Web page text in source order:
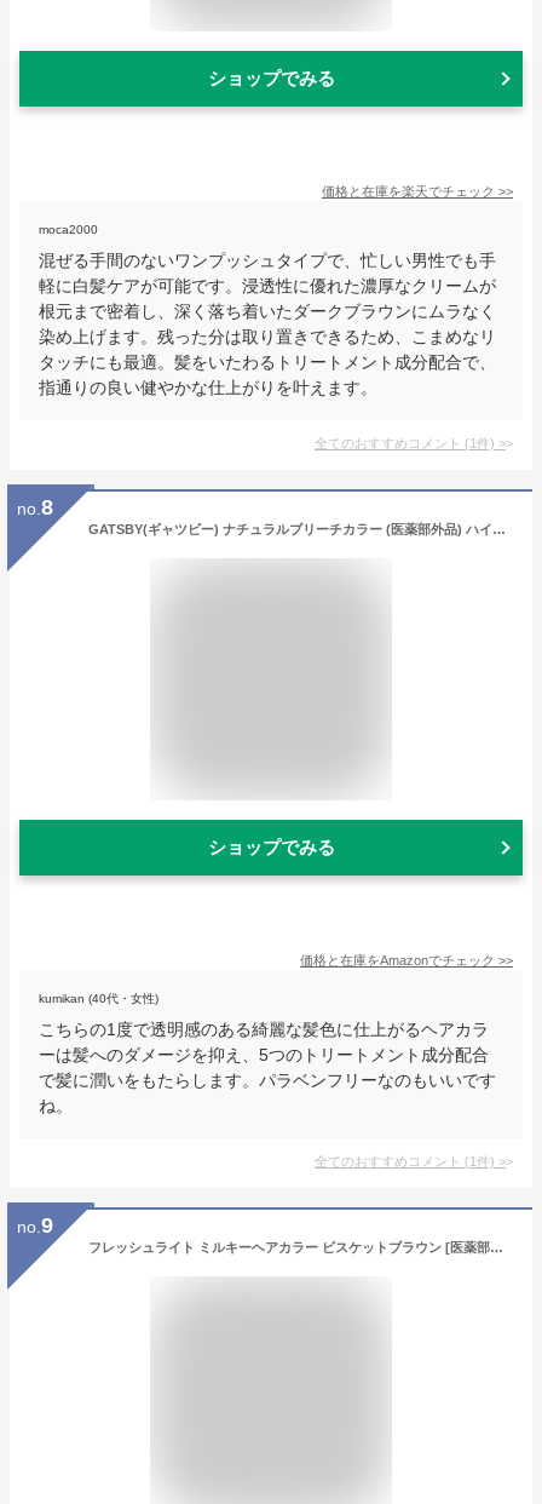
ショップでみる
価格と在庫を楽天でチェック >>
moca2000
混ぜる手間のないワンプッシュタイプで、忙しい男性でも手
軽に白髪ケアが可能です。浸透性に優れた濃厚なクリームが
根元まで密着し、深く落ち着いたダークブラウンにムラなく
染め上げます。残った分は取り置きできるため、こまめなリ
タッチにも最適。髪をいたわるトリートメント成分配合で、
指通りの良い健やかな仕上がりを叶えます。
全てのおすすめコメント (1件) >
no. 8
GATSBY(ギャツビー) ナチュラルブリーチカラー (医薬部外品) ハイトーン アクアシルバー 1個 (x 1)
ショップでみる
価格と在庫をAmazonでチェック >>
kumikan (40代・女性)
こちらの1度で透明感のある綺麗な髪色に仕上がるヘアカラ
ーは髪へのダメージを抑え、5つのトリートメント成分配合
で髪に潤いをもたらします。パラベンフリーなのもいいです
ね。
全てのおすすめコメント (1件) >
no. 9
フレッシュライト ミルキーヘアカラー ビスケットブラウン [医薬部外品]